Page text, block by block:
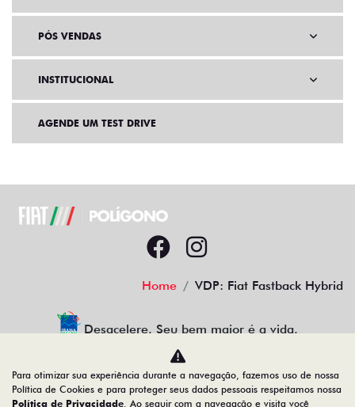
PÓS VENDAS
INSTITUCIONAL
AGENDE UM TEST DRIVE
Home VDP: Fiat Fastback Hybrid
Desacelere. Seu bem maior é a vida.
Para otimizar sua experiência durante a navegação, fazemos uso de nossa
Política de Cookies e para proteger seus dados pessoais respeitamos nossa
Política de Privacidade. Ao seguir com a navegação e visita você